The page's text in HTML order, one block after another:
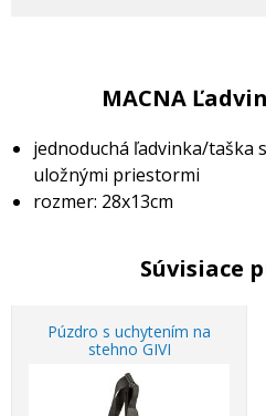
MACNA
jednoduchá ľadvinka/taška
uložnými priestormi
rozmer: 28x13cm
Súvisiace
Púzdro s uchytením na
stehno GIVI